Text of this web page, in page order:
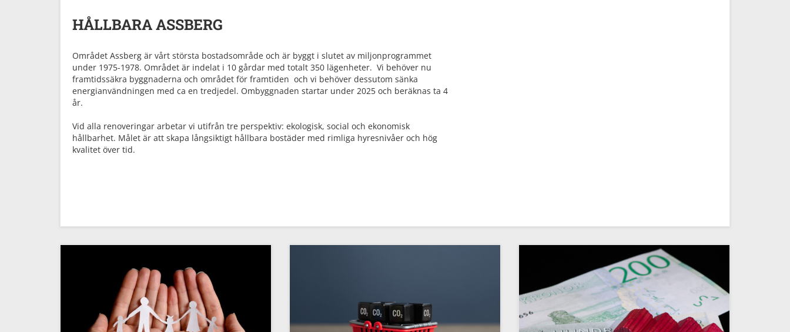
HÅLLBARA ASSBERG
Området Assberg är vårt största bostadsområde och är byggt i slutet av miljonprogrammet
under 1975-1978. Området är indelat i 10 gårdar med totalt 350 lägenheter. Vi behöver nu
framtidssäkra byggnaderna och området för framtiden och vi behöver dessutom sänka
energianvändningen med ca en tredjedel. Ombyggnaden startar under 2025 och beräknas ta 4
år.
Vid alla renoveringar arbetar vi utifrån tre perspektiv: ekologisk, social och ekonomisk
hållbarhet. Målet är att skapa långsiktigt hållbara bostäder med rimliga hyresnivåer och hög
kvalitet över tid.